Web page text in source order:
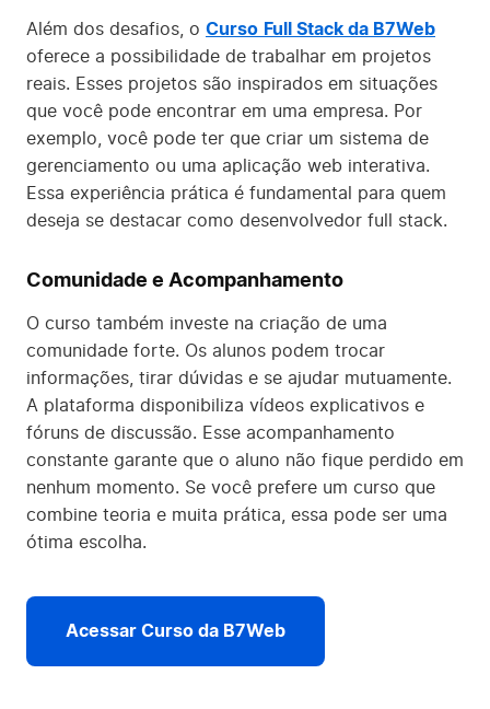
Além dos desafios, o Curso Full Stack da B7Web
oferece a possibilidade de trabalhar em projetos
reais. Esses projetos são inspirados em situações
que você pode encontrar em uma empresa. Por
exemplo, você pode ter que criar um sistema de
gerenciamento ou uma aplicação web interativa.
Essa experiência prática é fundamental para quem
deseja se destacar como desenvolvedor full stack.
Comunidade e Acompanhamento
O curso também investe na criação de uma
comunidade forte. Os alunos podem trocar
informações, tirar dúvidas e se ajudar mutuamente.
A plataforma disponibiliza vídeos explicativos e
fóruns de discussão. Esse acompanhamento
constante garante que o aluno não fique perdido em
nenhum momento. Se você prefere um curso que
combine teoria e muita prática, essa pode ser uma
ótima escolha.
Acessar Curso da B7Web